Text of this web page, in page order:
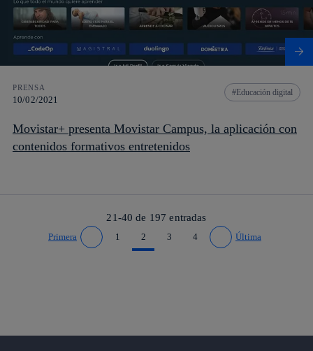
PRENSA
10/02/2021
Educación digital
Movistar+ presenta Movistar Campus, la aplicación con
contenidos formativos entretenidos
21-40 de 197 entradas
Primera
Ir a página anterior
1 2 3 4
Ir a página siguiente
Última